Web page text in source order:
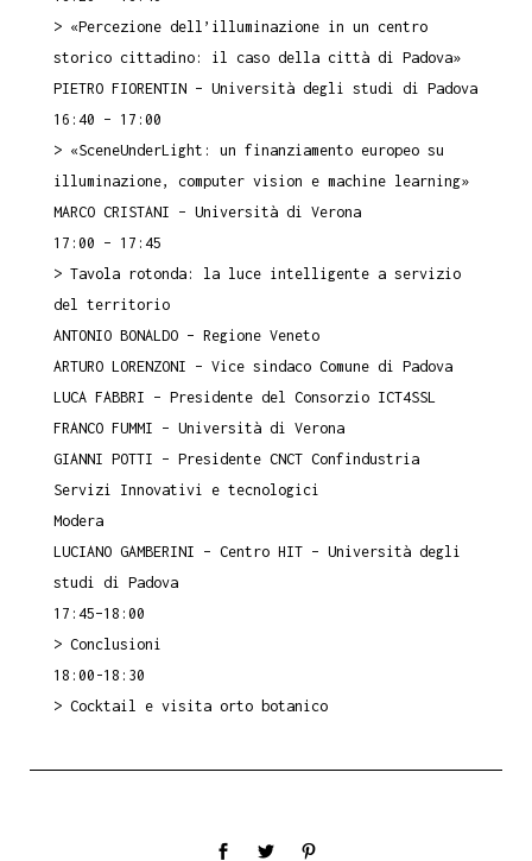
> «Percezione dell’illuminazione in un centro
storico cittadino: il caso della città di Padova»
PIETRO FIORENTIN – Università degli studi di Padova
16:40 – 17:00
> «SceneUnderLight: un finanziamento europeo su
illuminazione, computer vision e machine learning»
MARCO CRISTANI – Università di Verona
17:00 – 17:45
> Tavola rotonda: la luce intelligente a servizio
del territorio
ANTONIO BONALDO – Regione Veneto
ARTURO LORENZONI – Vice sindaco Comune di Padova
LUCA FABBRI – Presidente del Consorzio ICT4SSL
FRANCO FUMMI – Università di Verona
GIANNI POTTI – Presidente CNCT Confindustria
Servizi Innovativi e tecnologici
Modera
LUCIANO GAMBERINI – Centro HIT – Università degli
studi di Padova
17:45–18:00
> Conclusioni
18:00-18:30
> Cocktail e visita orto botanico